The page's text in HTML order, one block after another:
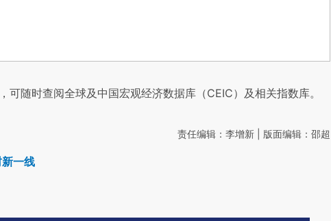
，可随时查阅全球及中国宏观经济数据库（CEIC）及相关指数库。
责任编辑：李增新 | 版面编辑：邵超
新一线